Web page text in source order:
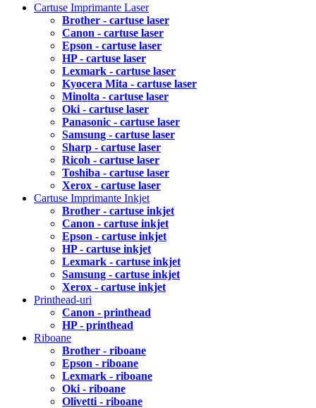
Cartuse Imprimante Laser
Brother - cartuse laser
Canon - cartuse laser
Epson - cartuse laser
HP - cartuse laser
Lexmark - cartuse laser
Kyocera Mita - cartuse laser
Minolta - cartuse laser
Oki - cartuse laser
Panasonic - cartuse laser
Samsung - cartuse laser
Sharp - cartuse laser
Ricoh - cartuse laser
Toshiba - cartuse laser
Xerox - cartuse laser
Cartuse Imprimante Inkjet
Brother - cartuse inkjet
Canon - cartuse inkjet
Epson - cartuse inkjet
HP - cartuse inkjet
Lexmark - cartuse inkjet
Samsung - cartuse inkjet
Xerox - cartuse inkjet
Printhead-uri
Canon - printhead
HP - printhead
Riboane
Brother - riboane
Epson - riboane
Lexmark - riboane
Oki - riboane
Olivetti - riboane